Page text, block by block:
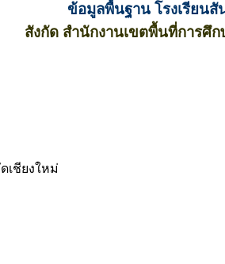
ข้อมูลพื้นฐาน โรงเรียนสั
สังกัด สำนักงานเขตพื้นที่การศึ
เชียงใหม่